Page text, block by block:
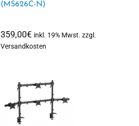
(MS626C-N)
359,00€ inkl. 19% Mwst. zzgl.
Versandkosten